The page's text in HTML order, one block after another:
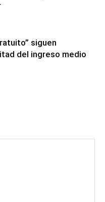
siguen
del ingreso medio